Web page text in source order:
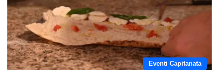
Eventi Capitanata